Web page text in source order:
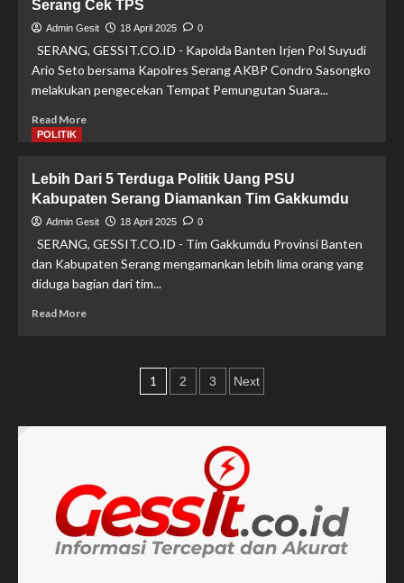
dan
Gubernur
Banten
Tinjau
Pelaksanaan
PSU,
Hak
Pilih
Serang Cek TPS
Admin Gesit 18 April 2025 0
SERANG, GESSIT.CO.ID - Kapolda Banten Irjen Pol Suyudi
Ario Seto bersama Kapolres Serang AKBP Condro Sasongko
melakukan pengecekan Tempat Pemungutan Suara...
Read MoreRead
Kesiapan
PSU,
Kapolda
dan
Kapolres
Serang
Cek
POLITIK
Lebih Dari 5 Terduga Politik Uang PSU
Kabupaten Serang Diamankan Tim Gakkumdu
Admin Gesit 18 April 2025 0
SERANG, GESSIT.CO.ID - Tim Gakkumdu Provinsi Banten
dan Kabupaten Serang mengamankan lebih lima orang yang
diduga bagian dari tim...
Read MoreRead
Politik
Kabupaten
Serang
Diamankan
Tim
Gakkumdu
Paginasi
1 2 3 Next